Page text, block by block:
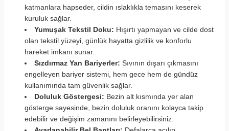
katmanlara hapseder, cildin ıslaklıkla temasını keserek
kuruluk sağlar.
Yumuşak Tekstil Doku: Hışırtı yapmayan ve cilde dost
olan tekstil yüzeyi, günlük hayatta gizlilik ve konforlu
hareket imkanı sunar.
Sızdırmaz Yan Bariyerler: Sıvının dışarı çıkmasını
engelleyen bariyer sistemi, hem gece hem de gündüz
kullanımında tam güvenlik sağlar.
Doluluk Göstergesi: Bezin alt kısmında yer alan
gösterge sayesinde, bezin doluluk oranını kolayca takip
edebilir ve değişim zamanını belirleyebilirsiniz.